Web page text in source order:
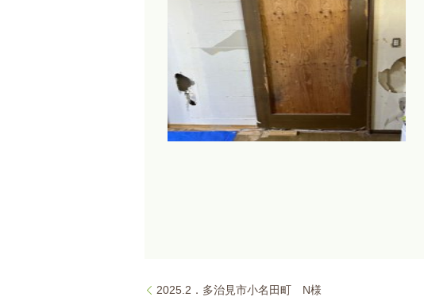
2025.2．多治見市小名田町 N様